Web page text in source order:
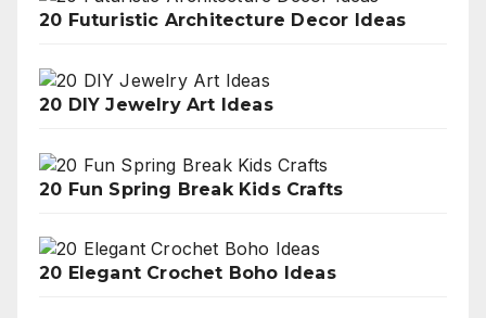
20 Futuristic Architecture Decor Ideas
20 DIY Jewelry Art Ideas
20 Fun Spring Break Kids Crafts
20 Elegant Crochet Boho Ideas